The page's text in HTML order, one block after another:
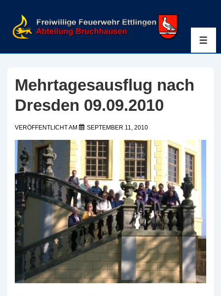
Inhalt
Mehrtagesausflug nach
Dresden 09.09.2010
VERÖFFENTLICHT AM SEPTEMBER 11, 2010